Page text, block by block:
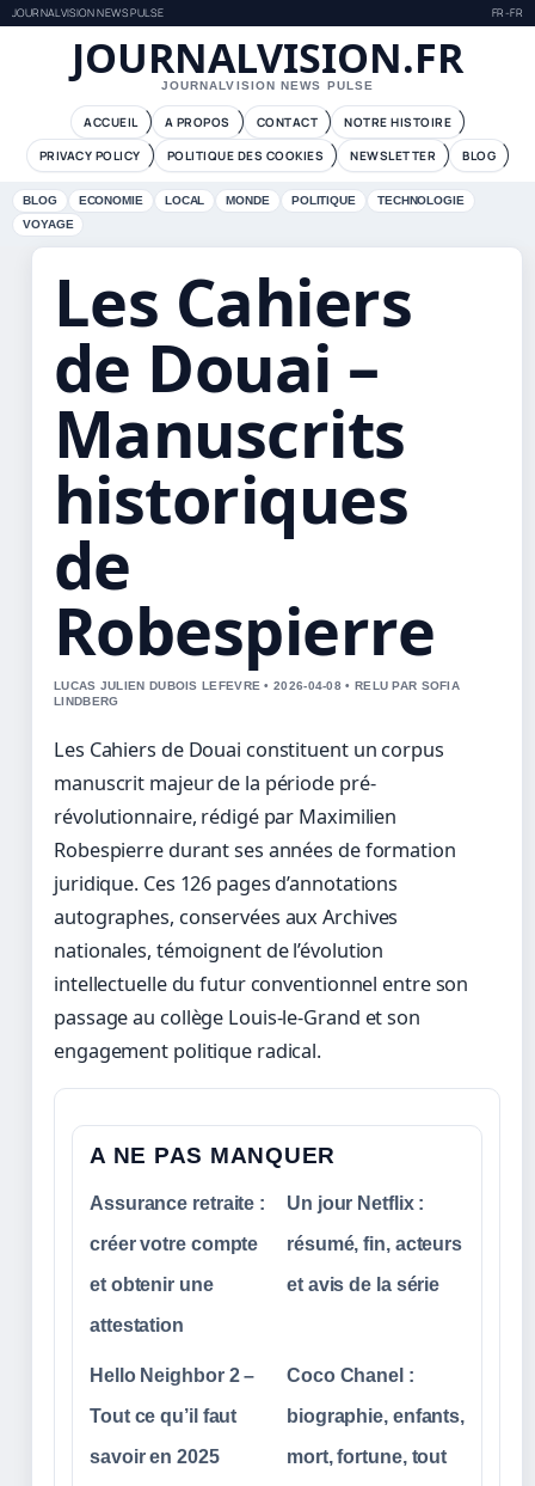
JOURNALVISION NEWS PULSE FR-FR
JOURNALVISION.FR
JOURNALVISION NEWS PULSE
ACCUEIL A PROPOS CONTACT
NOTRE HISTOIRE
PRIVACY POLICY
POLITIQUE DES COOKIES NEWSLETTER BLOG
BLOG ECONOMIE LOCAL MONDE POLITIQUE
TECHNOLOGIE
VOYAGE
Les Cahiers
de Douai –
Manuscrits
historiques
de
Robespierre
LUCAS JULIEN DUBOIS LEFEVRE • 2026-04-08 • RELU PAR SOFIA
LINDBERG
Les Cahiers de Douai constituent un corpus
manuscrit majeur de la période pré-
révolutionnaire, rédigé par Maximilien
Robespierre durant ses années de formation
juridique. Ces 126 pages d’annotations
autographes, conservées aux Archives
nationales, témoignent de l’évolution
intellectuelle du futur conventionnel entre son
passage au collège Louis-le-Grand et son
engagement politique radical.
A NE PAS MANQUER
Assurance retraite :
créer votre compte
et obtenir une
attestation
Un jour Netflix :
résumé, fin, acteurs
et avis de la série
Hello Neighbor 2 –
Tout ce qu’il faut
savoir en 2025
Coco Chanel :
biographie, enfants,
mort, fortune, tout